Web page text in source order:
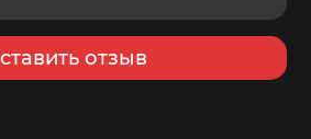
отзыв